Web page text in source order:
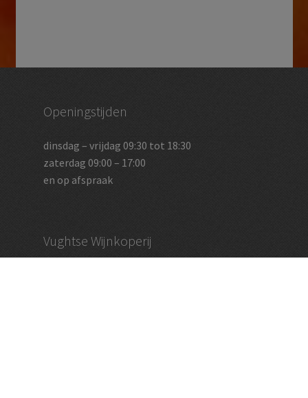
Openingstijden
dinsdag – vrijdag 09:30 tot 18:30
zaterdag 09:00 – 17:00
en op afspraak
Vughtse Wijnkoperij